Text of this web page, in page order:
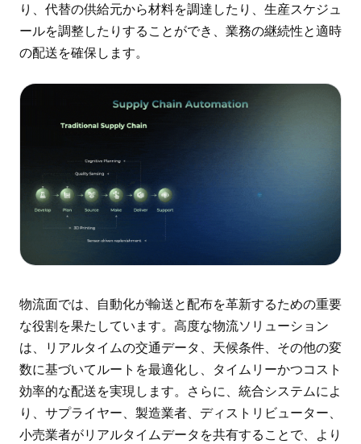
り、代替の供給元から材料を調達したり、生産スケジュ
ールを調整したりすることができ、業務の継続性と適時
の配送を確保します。
物流面では、自動化が輸送と配布を革新するための重要
な役割を果たしています。高度な物流ソリューション
は、リアルタイムの交通データ、天候条件、その他の変
数に基づいてルートを最適化し、タイムリーかつコスト
効率的な配送を実現します。さらに、統合システムによ
り、サプライヤー、製造業者、ディストリビューター、
小売業者がリアルタイムデータを共有することで、より